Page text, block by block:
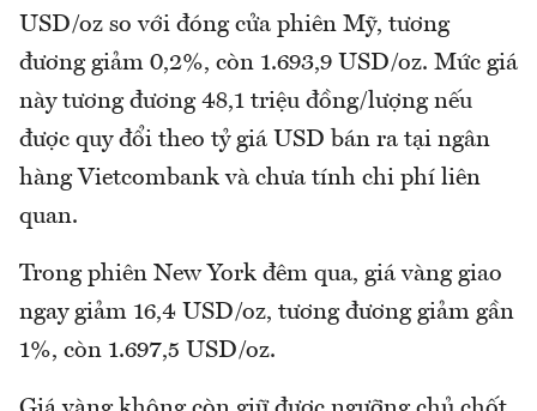
USD/oz so với đóng cửa phiên Mỹ, tương
đương giảm 0,2%, còn 1.693,9 USD/oz. Mức giá
này tương đương 48,1 triệu đồng/lượng nếu
được quy đổi theo tỷ giá USD bán ra tại ngân
hàng Vietcombank và chưa tính chi phí liên
quan.
Trong phiên New York đêm qua, giá vàng giao
ngay giảm 16,4 USD/oz, tương đương giảm gần
1%, còn 1.697,5 USD/oz.